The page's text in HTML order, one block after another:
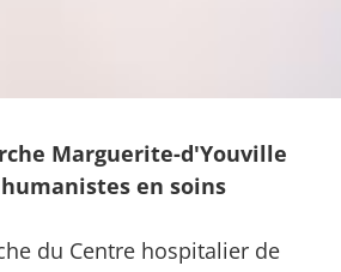
Marguerite-d'Youville
en soins
du Centre hospitalier de